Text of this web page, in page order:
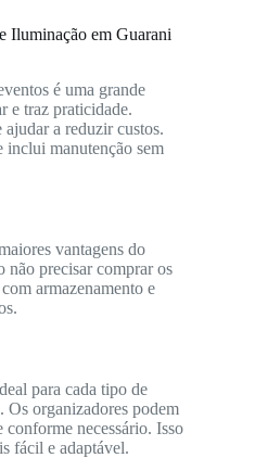
Iluminação em Guarani
é uma grande
e traz praticidade.
ajudar a reduzir custos.
inclui manutenção sem
vantagens do
não precisar comprar os
armazenamento e
para cada tipo de
organizadores podem
conforme necessário. Isso
fácil e adaptável.